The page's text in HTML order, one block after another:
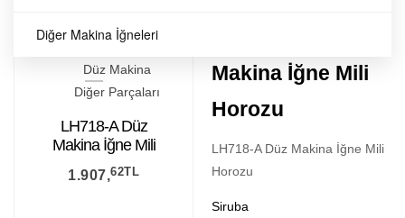
Diğer Makina İğneleri
Siruba
Düz Makina
Diğer Parçaları
LH718-A Düz
Makina İğne Mili
Horozu
1.907,62TL
Makina İğne Mili
Horozu
LH718-A Düz Makina İğne Mili
Horozu
Siruba